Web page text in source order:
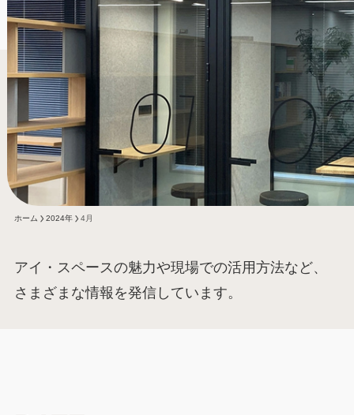
ホーム 2024年 4月
アイ・スペースの魅力や現場での活用方法など、
さまざまな情報を発信しています。